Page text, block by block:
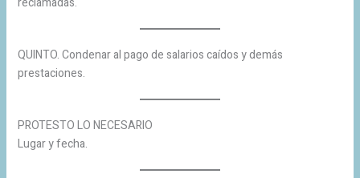
QUINTO. Condenar al pago de salarios caídos y demás
prestaciones.
PROTESTO LO NECESARIO
Lugar y fecha.